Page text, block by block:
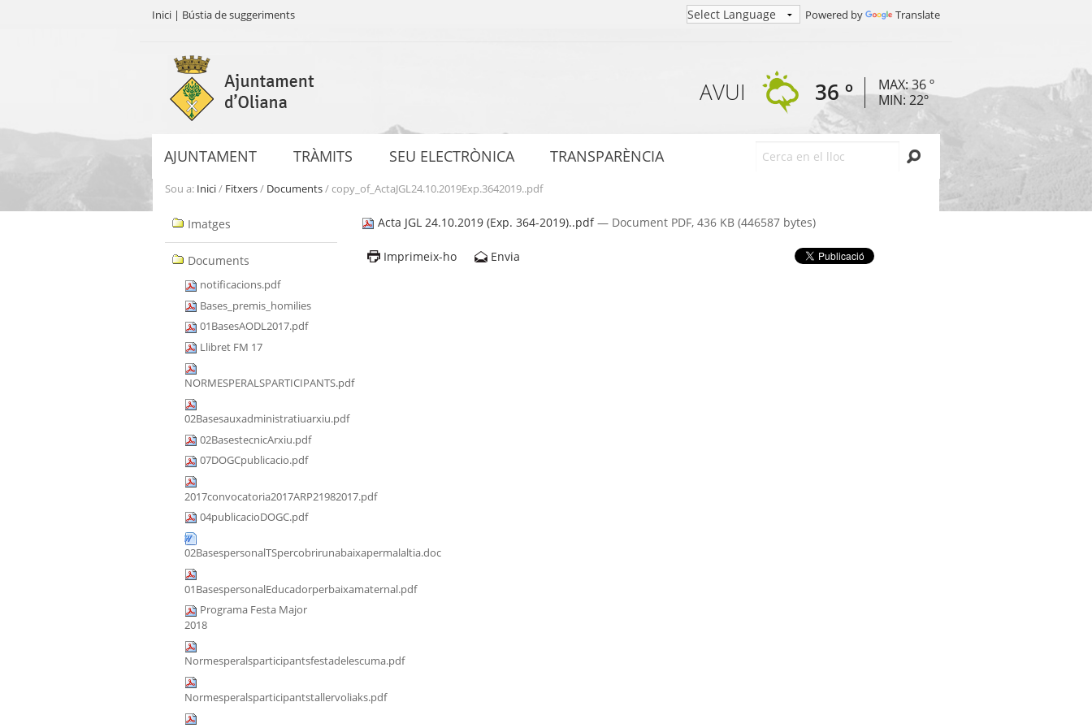
Inici | Bústia de suggeriments Powered by Translate
contingut.
navegació
AVUI 36 º
MAX: 36 º
MIN: 22º
AJUNTAMENT TRÀMITS SEU ELECTRÒNICA TRANSPARÈNCIA
Sou a: Inici/ Fitxers/ Documents/copy_of_ActaJGL24.10.2019Exp.3642019..pdf
Navegació
Imatges
Documents
notificacions.pdf
Bases_premis_homilies
01BasesAODL2017.pdf
Llibret FM 17
NORMESPERALSPARTICIPANTS.pdf
02Basesauxadministratiuarxiu.pdf
02BasestecnicArxiu.pdf
07DOGCpublicacio.pdf
2017convocatoria2017ARP21982017.pdf
04publicacioDOGC.pdf
02BasespersonalTSpercobrirunabaixapermalaltia.doc
01BasespersonalEducadorperbaixamaternal.pdf
Programa Festa Major
2018
Normesperalsparticipantsfestadelescuma.pdf
Normesperalsparticipantstallervoliaks.pdf
Acta JGL 24.10.2019 (Exp. 364-2019)..pdf— Document PDF, 436 KB (446587 bytes)
Imprimeix-ho Envia